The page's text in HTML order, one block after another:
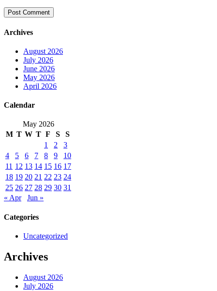
Archives
August 2026
July 2026
June 2026
May 2026
April 2026
Calendar
May 2026
M T W T F S
S
1
2
3
4
5 6 7 8 9
10
11 12 13 14 15 16 17
18 19 20 21 22 23 24
25 26 27 28 29 30 31
« Apr
Jun »
Categories
Uncategorized
Archives
August 2026
July 2026